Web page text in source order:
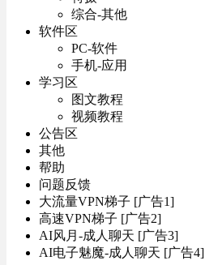
综合-其他
软件区
PC-软件
手机-应用
学习区
图文教程
视频教程
公告区
其他
帮助
问题反馈
大流量VPN梯子 [广告1]
高速VPN梯子 [广告2]
AI风月-成人聊天 [广告3]
AI电子魅魔-成人聊天 [广告4]